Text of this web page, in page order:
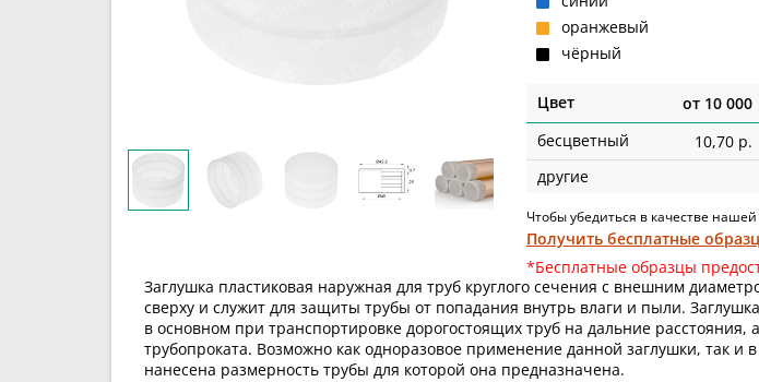
оранжевый
чёрный
Цвет от 10 000
бесцветный
10,70 р.
другие
Чтобы убедиться в качестве
Получить бесплатные
*Бесплатные образцы
Заглушка пластиковая наружная для труб круглого сечения с внешним
сверху и служит для защиты трубы от попадания внутрь влаги и пыли.
в основном при транспортировке дорогостоящих труб на дальние
трубопроката. Возможно как одноразовое применение данной заглушки, так и
нанесена размерность трубы для которой она предназначена.